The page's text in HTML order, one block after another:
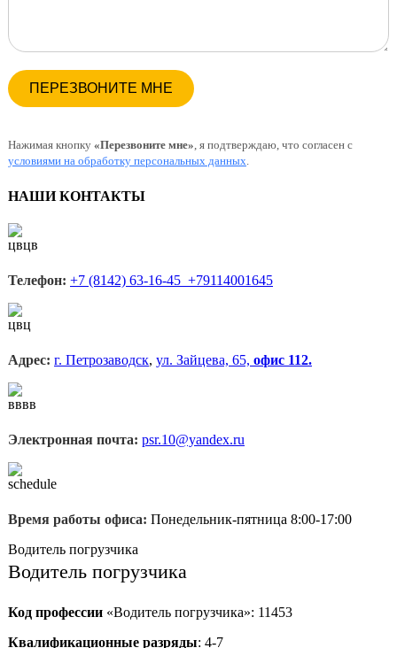
Нажимая кнопку «Перезвоните мне», я подтверждаю, что согласен с
условиями на обработку персональных данных.
НАШИ КОНТАКТЫ
Телефон: +7 (8142) 63-16-45 +79114001645
Адрес: г. Петрозаводск, ул. Зайцева, 65, офис 112.
Электронная почта: psr.10@yandex.ru
Время работы офиса: Понедельник-пятница 8:00-17:00
Водитель погрузчика
Водитель погрузчика
Код профессии «Водитель погрузчика»: 11453
Квалификационные разряды: 4-7